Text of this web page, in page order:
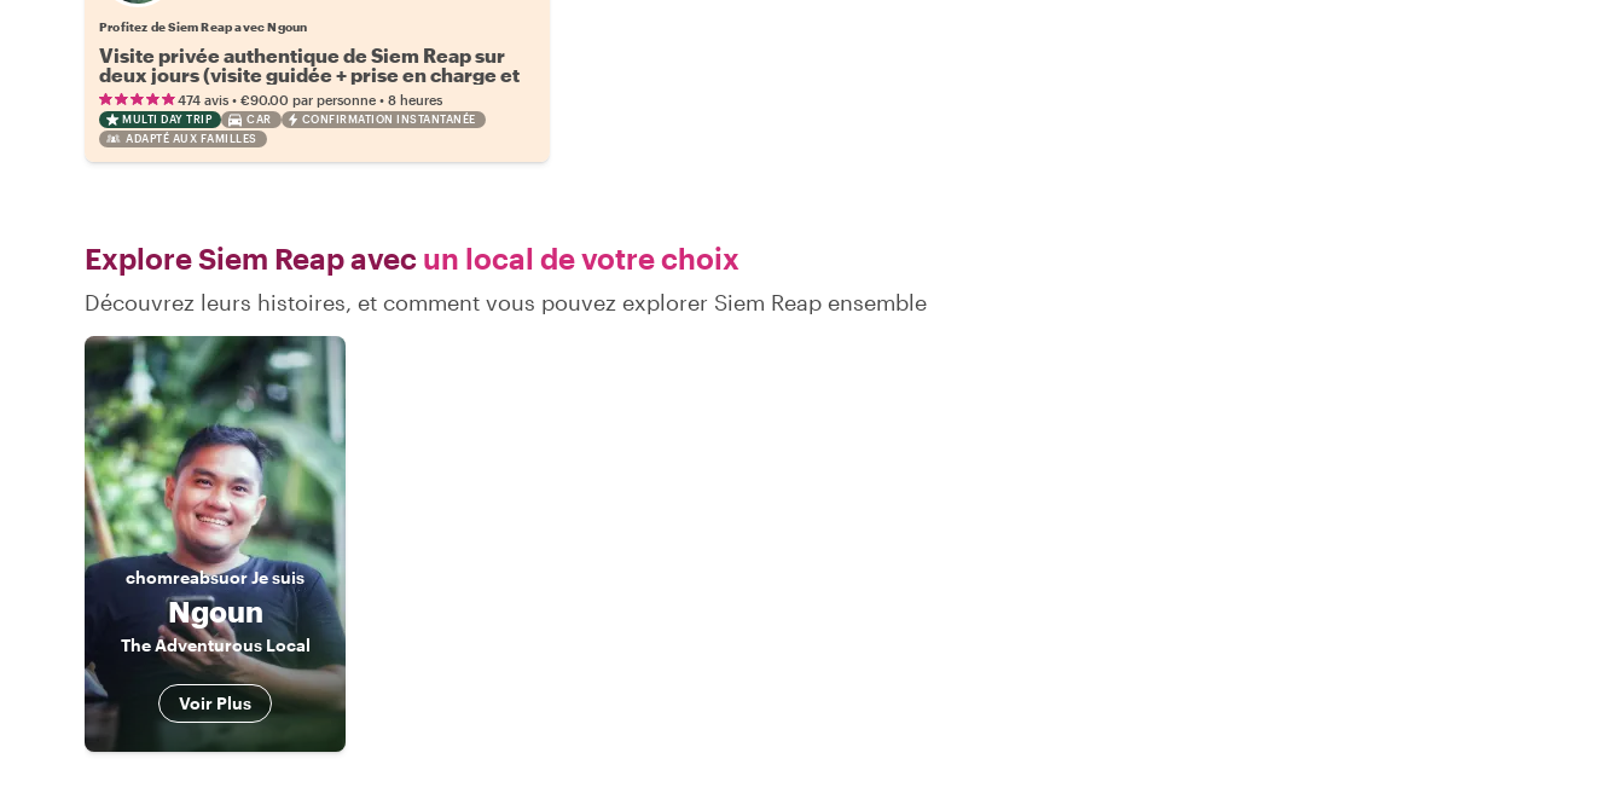
Profitez de Siem Reap avec Ngoun
Visite privée authentique de Siem Reap sur
deux jours (visite guidée + prise en charge et
retour)
474 avis • €90.00 par personne • 8 heures
MULTI DAY TRIP CAR
CONFIRMATION INSTANTANÉE
ADAPTÉ AUX FAMILLES
Explore Siem Reap avec un local de votre choix
Découvrez leurs histoires, et comment vous pouvez explorer Siem Reap ensemble
chomreabsuorJe suis
Ngoun
The Adventurous Local
Voir Plus